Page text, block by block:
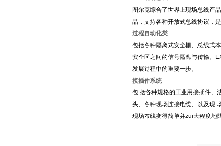
图尔克综合了世界上现场总线产
品，支持各种开放式总线协议，
过程自动化类
包括各种隔离式安全栅、总线式
安全区之间的信号隔离与传输。
发展过程中的重要一步。
接插件系统
包 括各种规格的工业用接插件、
头、各种现场连接电缆、以及现
现场布线变得简单并zui大程度地